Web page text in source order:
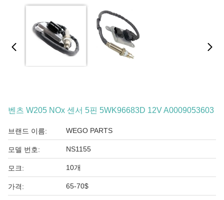
벤츠 W205 NOx 센서 5핀 5WK96683D 12V A0009053603
브랜드 이름: WEGO PARTS
모델 번호: NS1155
모크: 10개
가격: 65-70$